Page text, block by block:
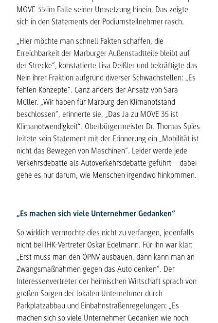
MOVE 35 im Falle seiner Umsetzung hinein. Das zeigte
sich in den Statements der Podiumsteilnehmer rasch.
„Hier möchte man schnell Fakten schaffen, die
Erreichbarkeit der Marburger Außenstadtteile bleibt auf
der Strecke“, konstatierte Lisa Deißler und bekräftigte das
Nein ihrer Fraktion aufgrund diverser Schwachstellen: „Es
fehlen Konzepte“. Ganz anders der Ansatz von Sara
Müller. „Wir haben für Marburg den Klimanotstand
beschlossen“, erinnerte sie, „Das Ja zu MOVE 35 ist
Klimanotwendigkeit“. Oberbürgermeister Dr. Thomas Spies
leitete sein Statement mit der Erinnerung ein „Mobilität ist
nicht das Bewegen von Maschinen“. Leider werde jede
Verkehrsdebatte als Autoverkehrsdebatte geführt – dabei
gehe es nur darum, wie Menschen irgendwo hinkommen.
„Es machen sich viele Unternehmer Gedanken“
So wirklich vermochte dies nicht zu verfangen, jedenfalls
nicht bei IHK-Vertreter Oskar Edelmann. Für ihn war klar:
„Erst muss man den ÖPNV ausbauen, dann kann man an
Zwangsmaßnahmen gegen das Auto denken“. Der
Interessenvertreter der heimischen Wirtschaft sprach von
großen Sorgen der lokalen Unternehmer durch
Parkplatzabbau und Einbahnstraßenregelungen: „Es
machen sich so viele Unternehmer Gedanken wie noch